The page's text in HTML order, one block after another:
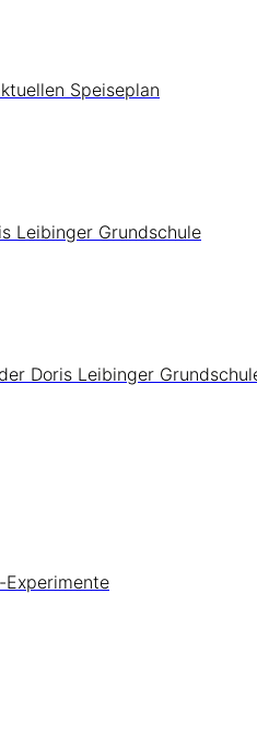
Speiseplan
Leibinger Grundschule
Doris Leibinger
Experimente